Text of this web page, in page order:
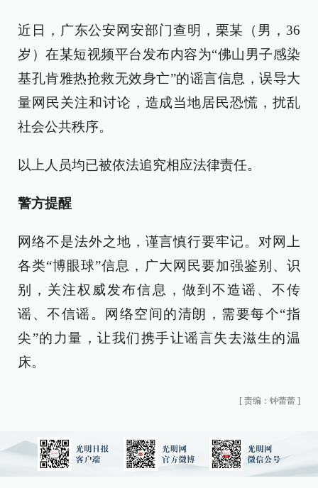
近日，广东公安网安部门查明，栗某（男，36
岁）在某短视频平台发布内容为“佛山男子感染
基孔肯雅热抢救无效身亡”的谣言信息，误导大
量网民关注和讨论，造成当地居民恐慌，扰乱
社会公共秩序。
以上人员均已被依法追究相应法律责任。
警方提醒
网络不是法外之地，谨言慎行要牢记。对网上
各类“博眼球”信息，广大网民要加强鉴别、识
别，关注权威发布信息，做到不造谣、不传
谣、不信谣。网络空间的清朗，需要每个“指
尖”的力量，让我们携手让谣言失去滋生的温
床。
[ 责编：钟蕾蕾 ]